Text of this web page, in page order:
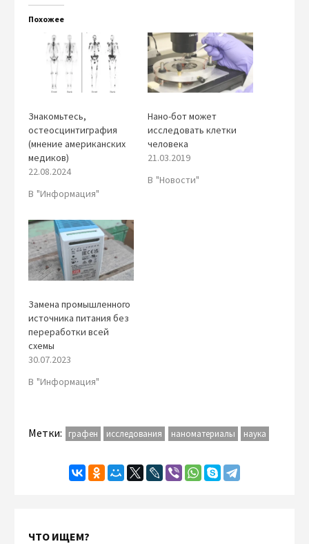
Похожее
Знакомьтесь,
остеосцинтиграфия
(мнение американских
медиков)
22.08.2024
В "Информация"
Нано-бот может
исследовать клетки
человека
21.03.2019
В "Новости"
Замена промышленного
источника питания без
переработки всей
схемы
30.07.2023
В "Информация"
Метки: графен исследования наноматериалы наука
ЧТО ИЩЕМ?